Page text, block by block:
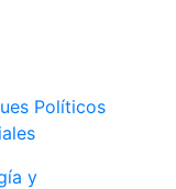
Políticos
y